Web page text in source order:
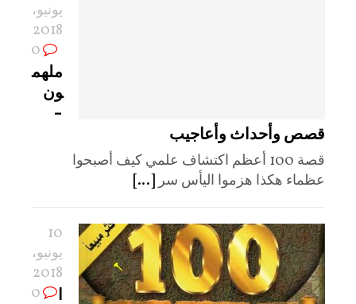
يونيو،
2018
0
ملهم
ون
–
قصص وأحداث وأعاجيب
قصة 100 أعظم اكتشاف علمي كيف أصبحوا
عظماء هكذا هزموا اليأس سر [...]
10
يونيو،
2018
0
ا